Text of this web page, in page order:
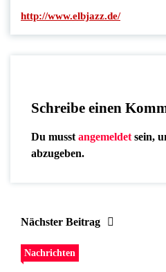
http://www.elbjazz.de/
Schreibe einen
Du musst angemeldet sein,
abzugeben.
Nächster Beitrag
Nachrichten